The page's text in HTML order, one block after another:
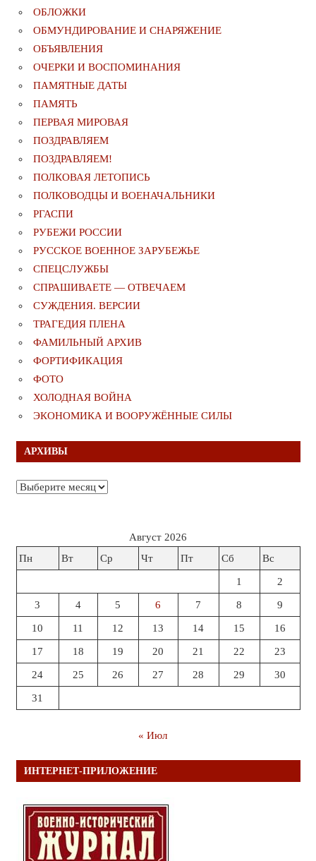
ОБЛОЖКИ
ОБМУНДИРОВАНИЕ И СНАРЯЖЕНИЕ
ОБЪЯВЛЕНИЯ
ОЧЕРКИ И ВОСПОМИНАНИЯ
ПАМЯТНЫЕ ДАТЫ
ПАМЯТЬ
ПЕРВАЯ МИРОВАЯ
ПОЗДРАВЛЯЕМ
ПОЗДРАВЛЯЕМ!
ПОЛКОВАЯ ЛЕТОПИСЬ
ПОЛКОВОДЦЫ И ВОЕНАЧАЛЬНИКИ
РГАСПИ
РУБЕЖИ РОССИИ
РУССКОЕ ВОЕННОЕ ЗАРУБЕЖЬЕ
СПЕЦСЛУЖБЫ
СПРАШИВАЕТЕ — ОТВЕЧАЕМ
СУЖДЕНИЯ. ВЕРСИИ
ТРАГЕДИЯ ПЛЕНА
ФАМИЛЬНЫЙ АРХИВ
ФОРТИФИКАЦИЯ
ФОТО
ХОЛОДНАЯ ВОЙНА
ЭКОНОМИКА И ВООРУЖЁННЫЕ СИЛЫ
АРХИВЫ
Архивы
Август 2026
Пн
Вт Ср Чт Пт Сб Вс
1 2
3 4 5 6 7 8 9
10 11 12 13 14 15 16
17 18 19 20 21 22 23
24 25 26 27 28 29 30
31
« Июл
ИНТЕРНЕТ-ПРИЛОЖЕНИЕ